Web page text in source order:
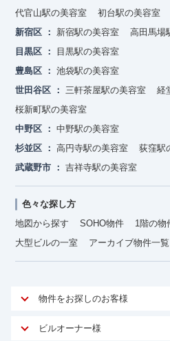
代官山駅の美容室
初台駅の美容室
新宿区
新宿駅の美容室
高田馬場
目黒区
目黒駅の美容室
豊島区
池袋駅の美容室
世田谷区
三軒茶屋駅の美容室
経
桜新町駅の美容室
中野区
中野駅の美容室
杉並区
高円寺駅の美容室
荻窪駅
武蔵野市
吉祥寺駅の美容室
色々な探し方
地図から探す
SOHO物件 1階の物
大型ビルの一室
アーカイブ物件一覧
物件をお探しのお客様
アットオフィスが選ばれる理由
ビルオーナー様